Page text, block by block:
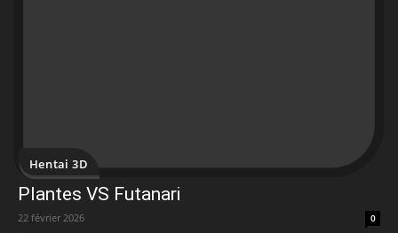
Hentai 3D
Plantes VS Futanari
22 février 2026 0